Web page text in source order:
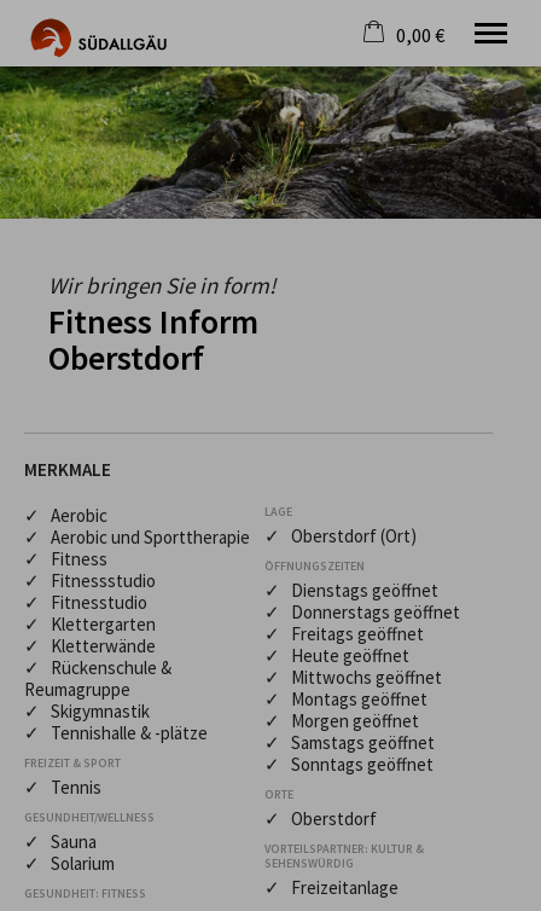
Die schönste Seite im Allgäu
Aktuell
Destination
Gastgeber
Wandern
Mountainbike
Tipps
Jobs
0,00 €
×
Warenkorb ist leer
Wir bringen Sie in form!
Fitness Inform
Oberstdorf
MERKMALE
✓ Aerobic
✓ Aerobic und Sporttherapie
✓ Fitness
✓ Fitnessstudio
✓ Fitnesstudio
✓ Klettergarten
✓ Kletterwände
✓ Rückenschule &
Reumagruppe
✓ Skigymnastik
✓ Tennishalle & -plätze
FREIZEIT & SPORT
✓ Tennis
GESUNDHEIT/WELLNESS
✓ Sauna
✓ Solarium
GESUNDHEIT: FITNESS
LAGE
✓ Oberstdorf (Ort)
ÖFFNUNGSZEITEN
✓ Dienstags geöffnet
✓ Donnerstags geöffnet
✓ Freitags geöffnet
✓ Heute geöffnet
✓ Mittwochs geöffnet
✓ Montags geöffnet
✓ Morgen geöffnet
✓ Samstags geöffnet
✓ Sonntags geöffnet
ORTE
✓ Oberstdorf
VORTEILSPARTNER: KULTUR &
SEHENSWÜRDIG
✓ Freizeitanlage